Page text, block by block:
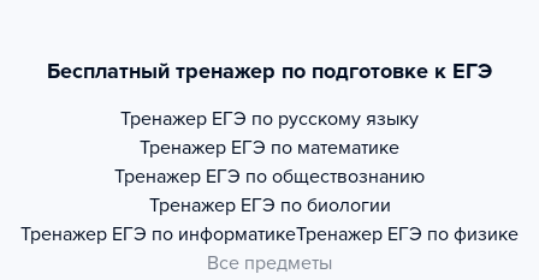
Бесплатный тренажер по подготовке к ЕГЭ
Тренажер ЕГЭ по русскому языку
Тренажер ЕГЭ по математике
Тренажер ЕГЭ по обществознанию
Тренажер ЕГЭ по биологии
Тренажер ЕГЭ по информатикеТренажер ЕГЭ по физике
Все предметы